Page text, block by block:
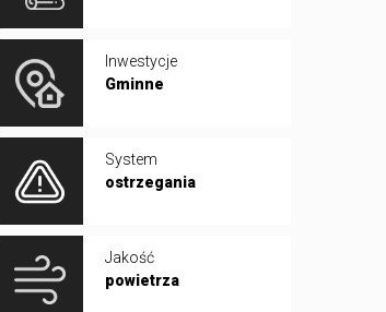
Inwestycje
Gminne
System
ostrzegania
Jakość
powietrza